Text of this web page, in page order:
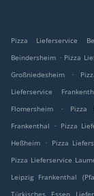
Pizza Lieferservice
Beindersheim . Pizza
Großniedesheim
.
Lieferservice
Flomersheim
. Pizza
Frankenthal
. Pizza
Heßheim
. Pizza
Pizza Lieferservice
Leipzig Frankenthal